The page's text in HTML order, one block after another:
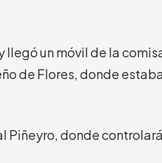
llegó un móvil de la
de Flores, donde
Piñeyro, donde